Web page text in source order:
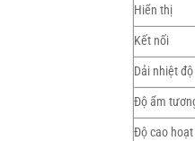
Hiển thị
Kết nối
Dải nhiệt
Độ ẩm
Độ cao